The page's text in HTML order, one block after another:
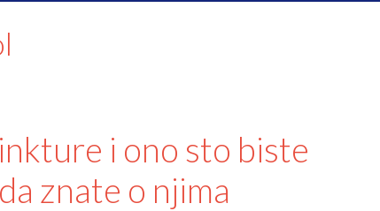
i ono sto biste
znate o njima